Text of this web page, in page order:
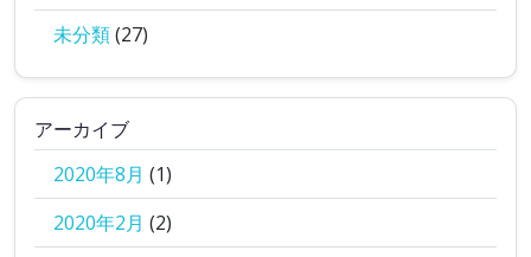
未分類(27)
アーカイブ
2020年8月 (1)
2020年2月 (2)